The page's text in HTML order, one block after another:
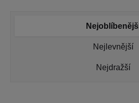
Nejlevnější
Nejdražší